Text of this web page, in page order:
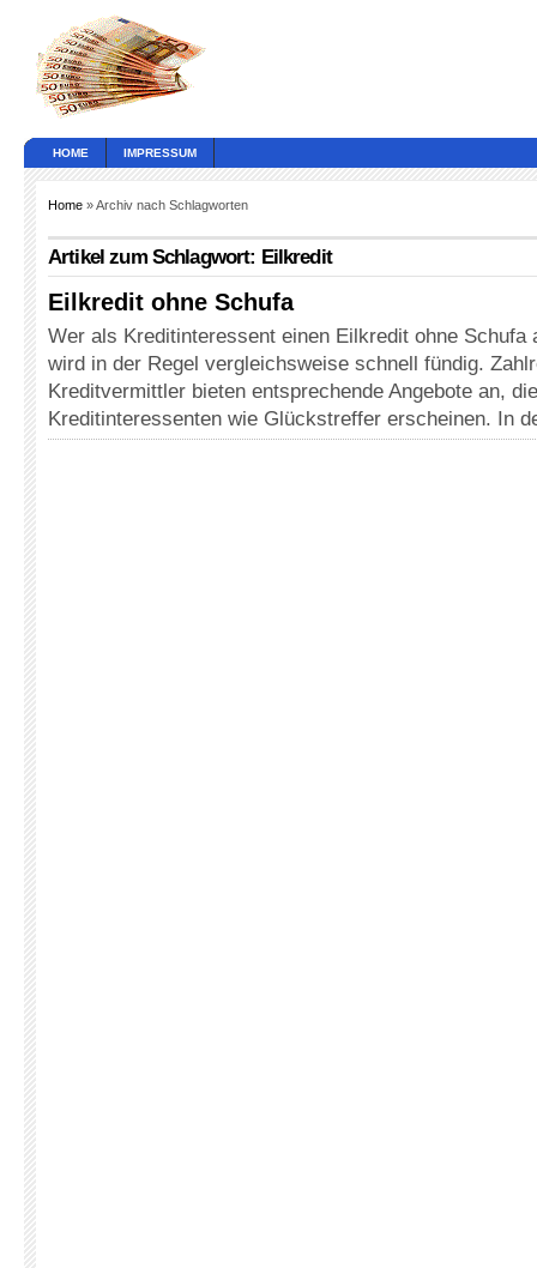
HOME IMPRESSUM
Home » Archiv nach Schlagworten
Artikel zum Schlagwort: Eilkredit
Eilkredit ohne Schufa
Wer als Kreditinteressent einen Eilkredit ohne Schufa
wird in der Regel vergleichsweise schnell fündig.
Kreditvermittler bieten entsprechende Angebote an,
Kreditinteressenten wie Glückstreffer erscheinen. In